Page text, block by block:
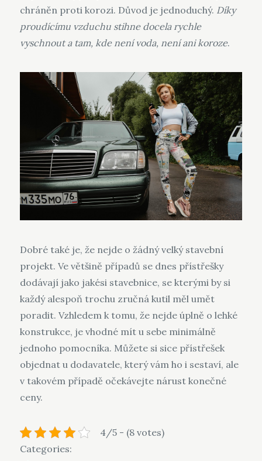
chráněn proti korozi. Důvod je jednoduchý. Díky
proudícímu vzduchu stihne docela rychle
vyschnout a tam, kde není voda, není ani koroze.
Dobré také je, že nejde o žádný velký stavební
projekt. Ve většině případů se dnes přístřešky
dodávají jako jakési stavebnice, se kterými by si
každý alespoň trochu zručná kutil měl umět
poradit. Vzhledem k tomu, že nejde úplně o lehké
konstrukce, je vhodné mít u sebe minimálně
jednoho pomocníka. Můžete si sice přístřešek
objednat u dodavatele, který vám ho i sestaví, ale
v takovém případě očekávejte nárust konečné
ceny.
4/5 - (8 votes)
Categories: